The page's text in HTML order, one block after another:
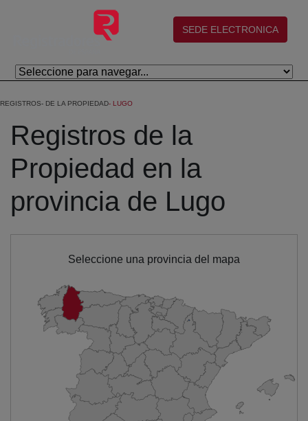
Eduki nagusira joan
(abre en nueva ventana)
SEDE ELECTRONICA
REGISTROS DE LA PROPIEDAD LUGO
Registros de la
Propiedad en la
provincia de Lugo
Seleccione una provincia del mapa